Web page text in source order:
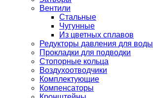
Вентили
Стальные
Чугунные
Из цветных сплавов
Редукторы давления для воды
Прокладки для подводки
Стопорные кольца
Воздухоотводчики
Комплектующие
Компенсаторы